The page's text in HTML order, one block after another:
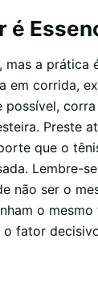
é
a prática
em corrida,
possível,
Preste
que o
Lembre-
não ser o
o
o fator